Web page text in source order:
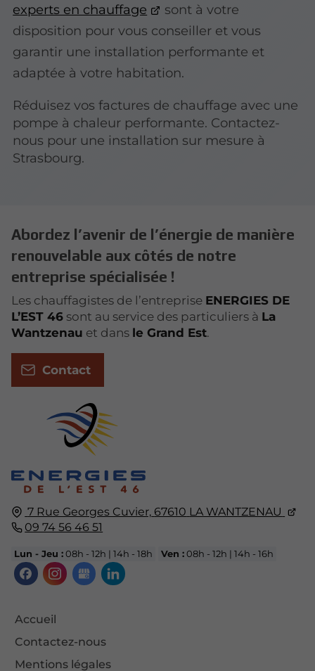
experts en chauffage
sont à votre
disposition pour vous conseiller et vous
garantir une installation performante et
adaptée à votre habitation.
Réduisez vos factures de chauffage avec une
pompe à chaleur performante. Contactez-
nous pour une installation sur mesure à
Strasbourg.
7 Rue Georges Cuvier, 67610 LA WANTZENAU
09 74 56 46 51
Lun - Jeu :08h - 12h | 14h - 18h Ven :08h - 12h | 14h - 16h
Accueil
Contactez-nous
Mentions légales
Abordez l’avenir de l’énergie de manière
renouvelable aux côtés de notre
entreprise spécialisée !
Les chauffagistes de l’entreprise ENERGIES DE
L’EST 46 sont au service des particuliers à La
Wantzenau et dans le Grand Est.
Contact